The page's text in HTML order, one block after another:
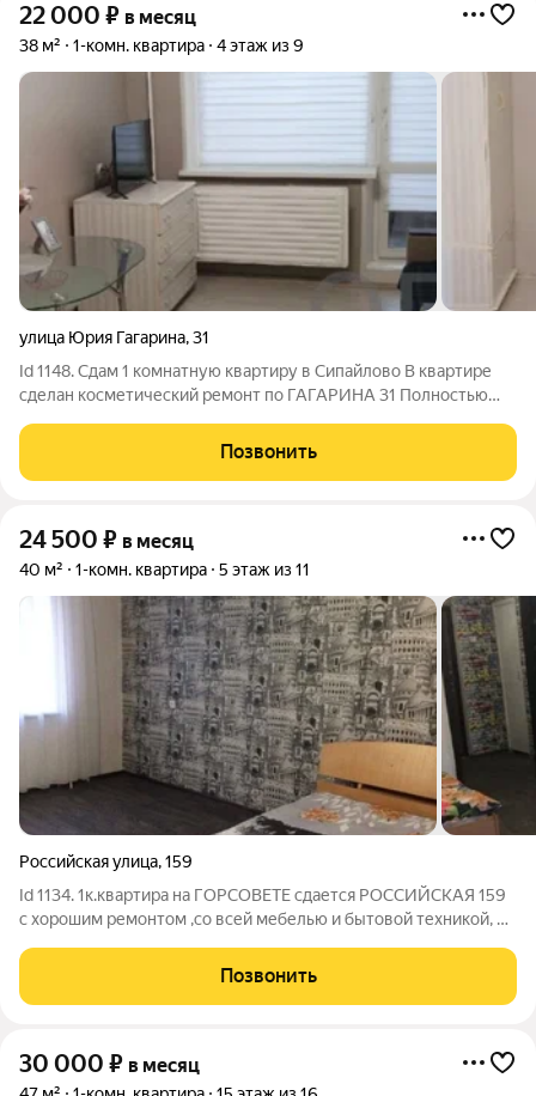
22 000 ₽ в месяц
38 м² 1-комн. квартира 4 этаж из 9
улица Юрия Гагарина,31
Id 1148. Сдам 1 комнатную квартиру в Сипайлово В квартире
сделан косметический ремонт по ГАГАРИНА 31 Полностью
Позвонить
24 500 ₽ в месяц
40 м² 1-комн. квартира 5 этаж из 11
Российская улица,159
Id 1134. 1к.квартира на ГОРСОВЕТЕ сдается РОССИЙСКАЯ 159
с хорошим ремонтом ,со всей мебелью и бытовой техникой, в
долгосрочную аренду, площадью 39м2 245ООвсе включено
Позвонить
30 000 ₽ в месяц